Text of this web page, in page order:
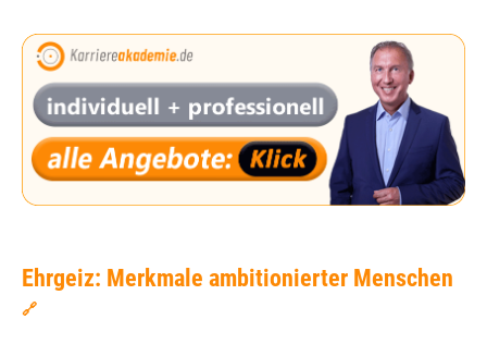
Ehrgeiz: Merkmale ambitionierter Menschen
🔗